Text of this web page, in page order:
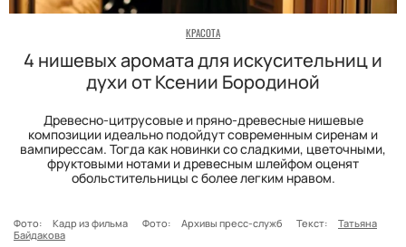
КРАСОТА
4 нишевых аромата для искусительниц и
духи от Ксении Бородиной
Древесно-цитрусовые и пряно-древесные нишевые
композиции идеально подойдут современным сиренам и
вампирессам. Тогда как новинки cо сладкими, цветочными,
фруктовыми нотами и древесным шлейфом оценят
обольстительницы с более легким нравом.
Фото: Кадр из фильма Фото: Архивы пресс-служб Текст:
Татьяна
Байдакова